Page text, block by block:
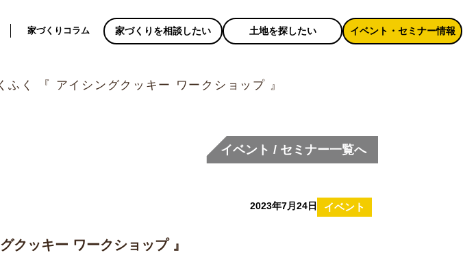
家づくりコラム 家づくりを相談したい 土地を探したい イベント・セミナー情報
く 『 アイシングクッキー ワークショップ 』
イベント / セミナー一覧へ
イベント
2023年7月24日
クッキー ワークショップ 』